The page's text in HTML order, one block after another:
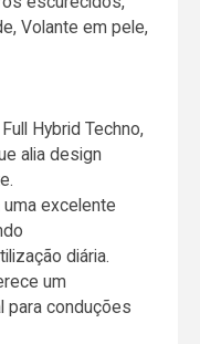
Volante em pele,
Hybrid Techno,
alia design
excelente
diária.
um
para conduções